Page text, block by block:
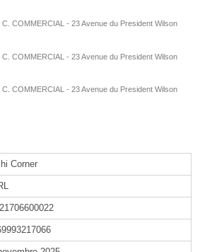
COMMERCIAL - 23 Avenue du President Wilson
COMMERCIAL - 23 Avenue du President Wilson
COMMERCIAL - 23 Avenue du President Wilson
Corner